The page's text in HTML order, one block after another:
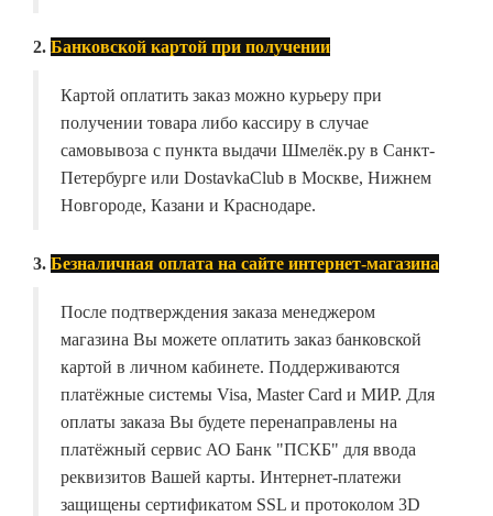
2. Банковской картой при получении
Картой оплатить заказ можно курьеру при
получении товара либо кассиру в случае
самовывоза с пункта выдачи Шмелёк.ру в Санкт-
Петербурге или DostavkaClub в Москве, Нижнем
Новгороде, Казани и Краснодаре.
3. Безналичная оплата на сайте интернет-магазина
После подтверждения заказа менеджером
магазина Вы можете оплатить заказ банковской
картой в личном кабинете. Поддерживаются
платёжные системы Visa, Master Card и МИР. Для
оплаты заказа Вы будете перенаправлены на
платёжный сервис АО Банк "ПСКБ" для ввода
реквизитов Вашей карты. Интернет-платежи
защищены сертификатом SSL и протоколом 3D